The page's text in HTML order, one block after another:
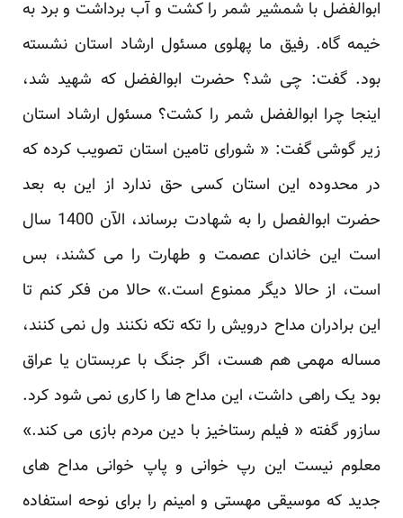
ابوالفضل با شمشیر شمر را کشت و آب برداشت و برد به
خیمه گاه. رفیق ما پهلوی مسئول ارشاد استان نشسته
بود. گفت: چی شد؟ حضرت ابوالفضل که شهید شد،
اینجا چرا ابوالفضل شمر را کشت؟ مسئول ارشاد استان
زیر گوشی گفت: « شورای تامین استان تصویب کرده که
در محدوده این استان کسی حق ندارد از این به بعد
حضرت ابوالفصل را به شهادت برساند، الآن 1400 سال
است این خاندان عصمت و طهارت را می کشند، بس
است، از حالا دیگر ممنوع است.» حالا من فکر کنم تا
این برادران مداح درویش را تکه تکه نکنند ول نمی کنند،
مساله مهمی هم هست، اگر جنگ با عربستان یا عراق
بود یک راهی داشت، این مداح ها را کاری نمی شود کرد.
سازور گفته « فیلم رستاخیز با دین مردم بازی می کند.»
معلوم نیست این رپ خوانی و پاپ خوانی مداح های
جدید که موسیقی مهستی و امینم را برای نوحه استفاده